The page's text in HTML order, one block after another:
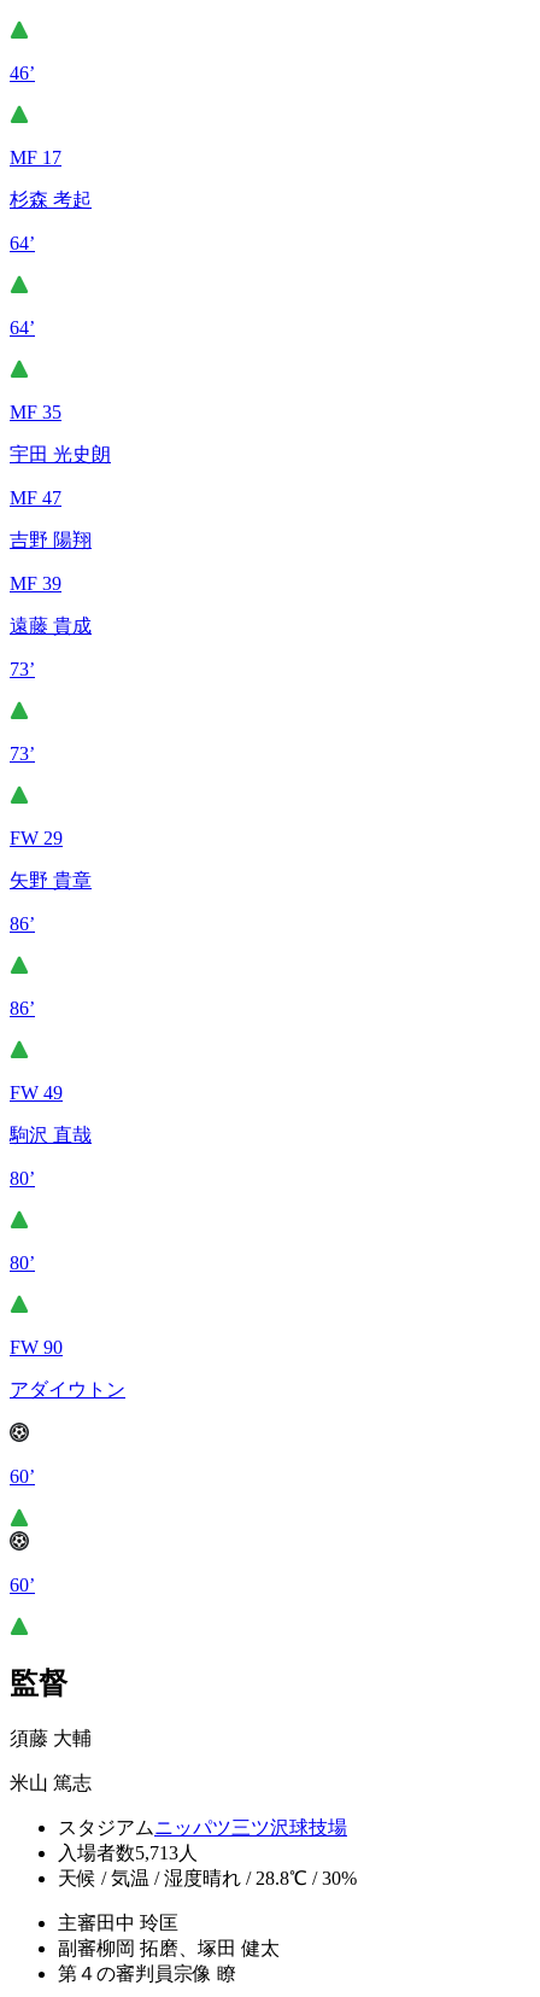
46’
MF 17
杉森 考起
64’
64’
MF 35
宇田 光史朗
MF 47
吉野 陽翔
MF 39
遠藤 貴成
73’
73’
FW 29
矢野 貴章
86’
86’
FW 49
駒沢 直哉
80’
80’
FW 90
アダイウトン
60’
60’
監督
須藤 大輔
米山 篤志
スタジアムニッパツ三ツ沢球技場
入場者数5,713人
天候 / 気温 / 湿度晴れ / 28.8℃ / 30%
主審田中 玲匡
副審柳岡 拓磨、塚田 健太
第４の審判員宗像 瞭